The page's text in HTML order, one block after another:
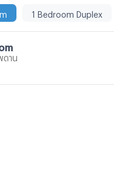
1 Bedroom Duplex
ดาน